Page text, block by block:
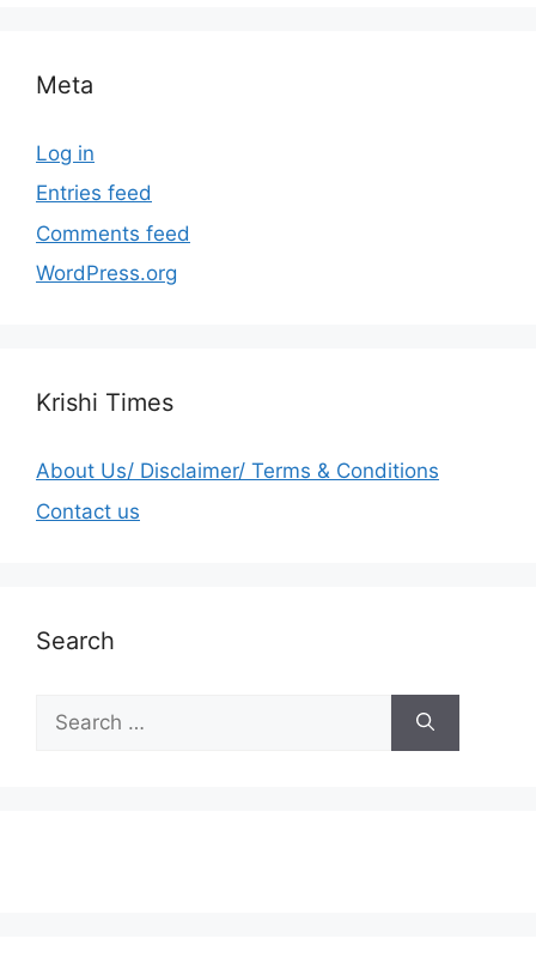
Meta
Log in
Entries feed
Comments feed
WordPress.org
Krishi Times
About Us/ Disclaimer/ Terms & Conditions
Contact us
Search